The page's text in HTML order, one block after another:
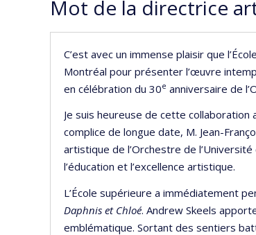
Mot de la directrice
C’est avec un immense plaisir que
Montréal pour présenter l’œuvre
en célébration du 30e anniversaire de
Je suis heureuse de cette
complice de longue date, M. Jean-
artistique de l’Orchestre de
l’éducation et l’excellence artistique.
L’École supérieure a immédiatement
Daphnis et Chloé. Andrew Skeels
emblématique. Sortant des sentiers